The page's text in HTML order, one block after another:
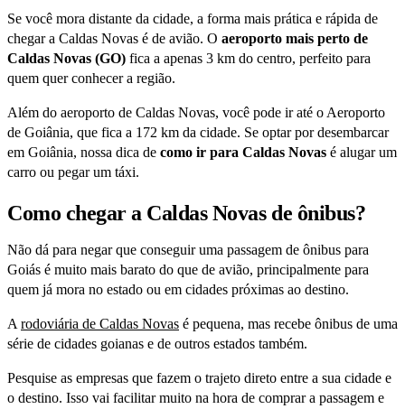
Se você mora distante da cidade, a forma mais prática e rápida de
chegar a Caldas Novas é de avião. O aeroporto mais perto de
Caldas Novas (GO) fica a apenas 3 km do centro, perfeito para
quem quer conhecer a região.
Além do aeroporto de Caldas Novas, você pode ir até o Aeroporto
de Goiânia, que fica a 172 km da cidade. Se optar por desembarcar
em Goiânia, nossa dica de como ir para Caldas Novas é alugar um
carro ou pegar um táxi.
Como chegar a Caldas Novas de ônibus?
Não dá para negar que conseguir uma passagem de ônibus para
Goiás é muito mais barato do que de avião, principalmente para
quem já mora no estado ou em cidades próximas ao destino.
A rodoviária de Caldas Novas é pequena, mas recebe ônibus de uma
série de cidades goianas e de outros estados também.
Pesquise as empresas que fazem o trajeto direto entre a sua cidade e
o destino. Isso vai facilitar muito na hora de comprar a passagem e